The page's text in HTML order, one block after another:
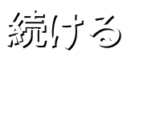
続ける